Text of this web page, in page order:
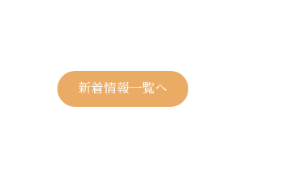
新着情報一覧へ